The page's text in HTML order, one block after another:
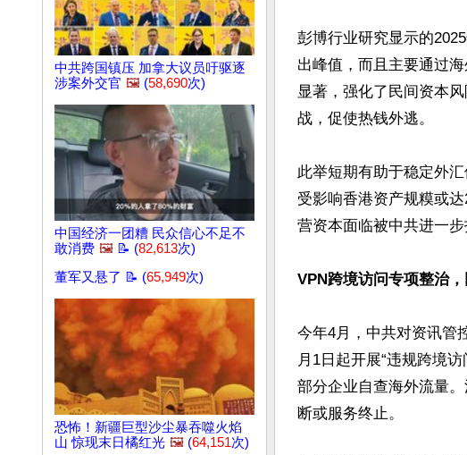
中共跨国镇压 加拿大议员吁驱逐
涉案外交官 🖼️ (58,690次)
中国经济一团糟 民众信心不足不
敢消费 🖼️ 📝 (82,613次)
董军又悬了 📝 (65,949次)
恐怖！新疆巨型沙尘暴吞噬火焰
山 惊现末日橘红光 🖼️ (64,151次)
彭博行业研究显示的
出峰值，而且主要通过
显著，强化了民间资本
战，促使热钱外逃。
此举短期有助于稳定外
受影响香港资产规糢或
营资本面临被中共进一
VPN跨境访问专项整治
今年4月，中共对资讯管
月1日起开展“违规跨境
部分企业自查海外流量
断或服务终止。